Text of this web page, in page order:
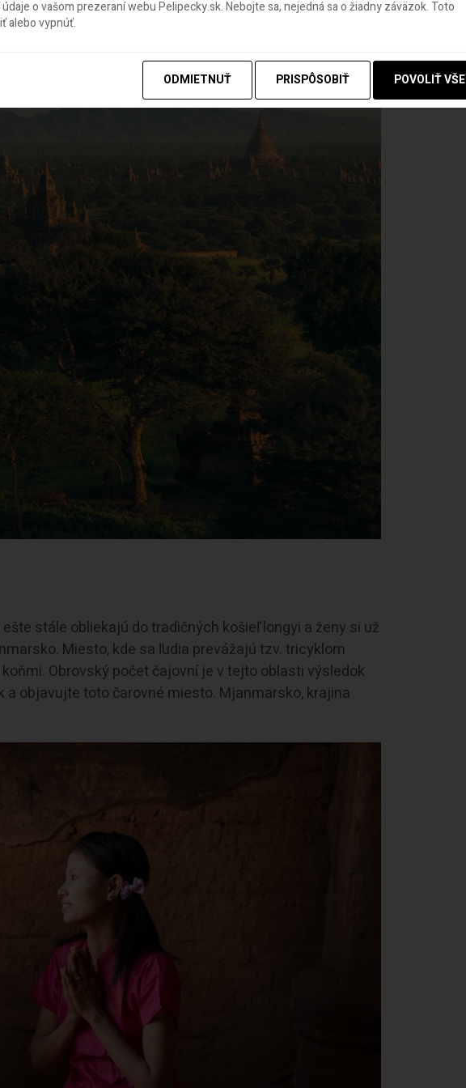
batožina do 30kg!
stále obliekajú do tradičných košieľ longyi a ženy si už
Miesto, kde sa ľudia prevážajú tzv. tricyklom
Obrovský počet čajovní je v tejto oblasti výsledok
objavujte toto čarovné miesto. Mjanmarsko, krajina
o vašom prezeraní webu Pelipecky.sk. Nebojte sa, nejedná sa o žiadny záväzok. Toto
alebo vypnúť.
ODMIETNUŤ PRISPÔSOBIŤ POVOLIŤ